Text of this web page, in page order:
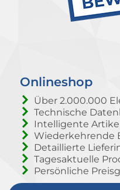
Onlineshop
Über 2.000.000
Technische
Intelligente
Wiederkehrende
Detaillierte
Tagesaktuelle
Persönliche